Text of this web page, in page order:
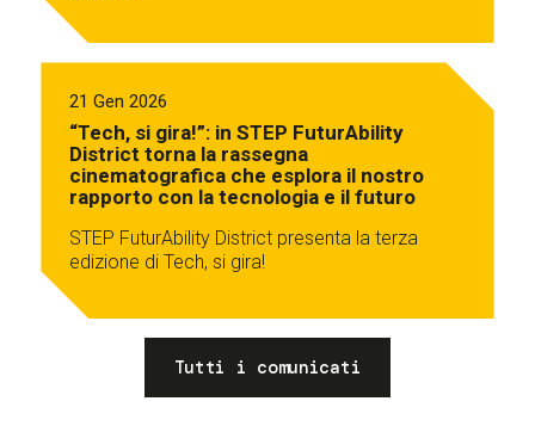
21 Gen 2026
“Tech, si gira!”: in STEP FuturAbility
District torna la rassegna
cinematografica che esplora il nostro
rapporto con la tecnologia e il futuro
STEP FuturAbility District presenta la terza
edizione di Tech, si gira!
Tutti i comunicati